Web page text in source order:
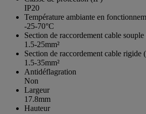
IP20
Température ambiante en
-25-70°C
Section de raccordement cable
1.5-25mm²
Section de raccordement cable
1.5-35mm²
Antidéflagration
Non
Largeur
17.8mm
Hauteur